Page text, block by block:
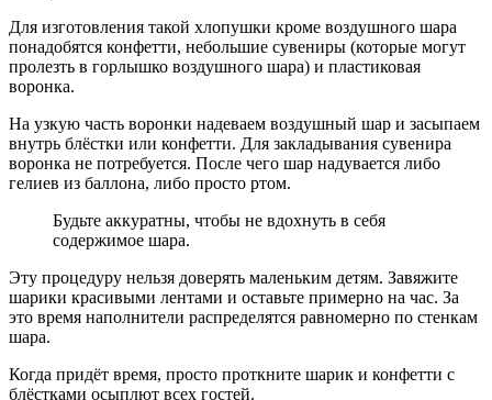
Для изготовления такой хлопушки кроме воздушного шара
понадобятся конфетти, небольшие сувениры (которые могут
пролезть в горлышко воздушного шара) и пластиковая
воронка.
На узкую часть воронки надеваем воздушный шар и засыпаем
внутрь блёстки или конфетти. Для закладывания сувенира
воронка не потребуется. После чего шар надувается либо
гелиев из баллона, либо просто ртом.
Будьте аккуратны, чтобы не вдохнуть в себя
содержимое шара.
Эту процедуру нельзя доверять маленьким детям. Завяжите
шарики красивыми лентами и оставьте примерно на час. За
это время наполнители распределятся равномерно по стенкам
шара.
Когда придёт время, просто проткните шарик и конфетти с
блёстками осыплют всех гостей.